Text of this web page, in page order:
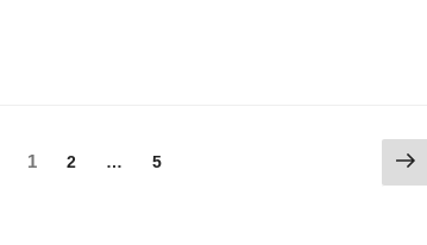
固
1
固
2 …
固
5
次
の